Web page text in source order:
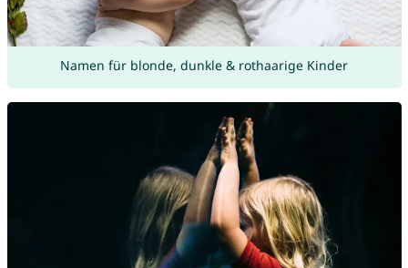
Namen für blonde, dunkle & rothaarige Kinder